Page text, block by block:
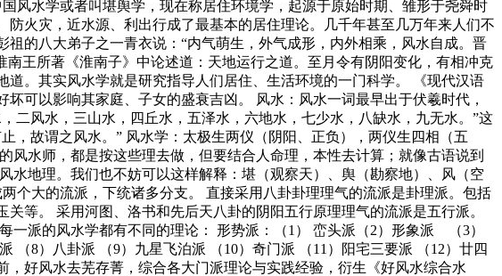
风水学或者叫堪舆学，现在称居住环境学，起源于原始时期、雏形于尧舜时
火灾，近水源、利出行成了最基本的居住理论。几千年甚至几万年来人们不
的八大弟子之一青衣说：“内气萌生，外气成形，内外相乘，风水自成。晋
王所著《淮南子》中论述道：天地运行之道。至月令有阴阳变化，有相冲克
。其实风水学就是研究指导人们居住、生活环境的一门科学。 《现代汉语
可以影响其家庭、子女的盛衰吉凶。 风水：风水一词最早出于伏羲时代，
二风水，三山水，四丘水，五泽水，六地水，七少水，八缺水，九无水。”这
，故谓之风水。” 风水学：太极生两仪（阴阳、正负），两仪生四相（五
水师，都是按这些理去做，但要结合人命理，本性去计算；就像古语说到
地理。我们也不妨可以这样解释：堪（观察天）、舆（勘察地）、风（空
个大的流派，下统诸多分支。 直接采用八卦卦理理气的流派是卦理派。包括
等。 采用河图、洛书和先后天八卦的阴阳五行原理理气的流派是五行派。
派的风水学都有不同的理论： 形势派：（1） 峦头派（2）形象派 （3）
（8）八卦派 （9）九星飞泊派 （10）奇门派 （11）阳宅三要派 （12）廿四
好风水去芜存菁，综合各大门派理论与实践经验，衍生《好风水综合水